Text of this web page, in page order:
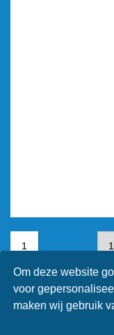
Om deze website
voor
maken wij gebruik
1 1